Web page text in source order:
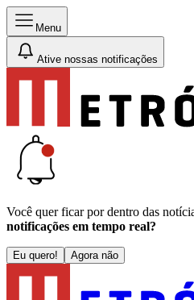
Menu
Ative nossas notificações
Você quer ficar por dentro das
notificações em tempo real?
Eu quero! Agora não